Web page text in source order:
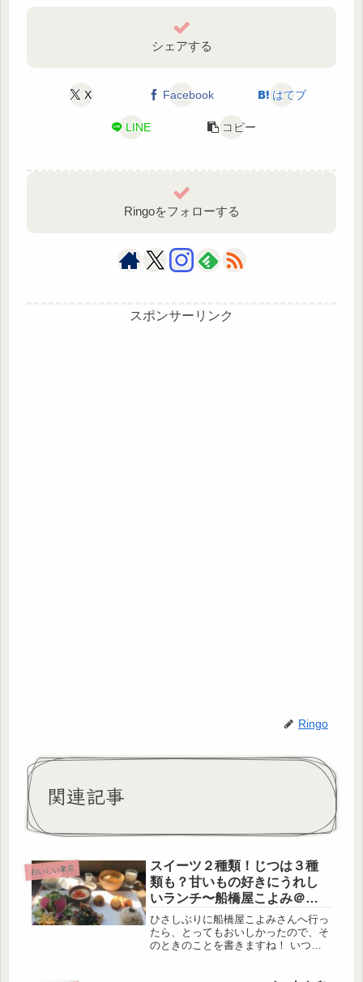
シェアする
X Facebook はてブ
LINE コピー
Ringoをフォローする
スポンサーリンク
Ringo
関連記事
おいしい東京
スイーツ２種類！じつは３種
類も？甘いもの好きにうれし
いランチ〜船橋屋こよみ＠広
尾
ひさしぶりに船橋屋こよみさんへ行っ
たら、とってもおいしかったので、そ
のときのことを書きますね！ いつも